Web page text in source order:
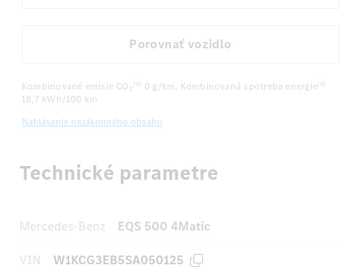
Technické parametre
Mercedes-Benz
EQS 500 4Matic
VIN
W1KCG3EB5SA050125
Porovnať vozidlo
Kombinované emisie CO 2 [9] 0 g/km, Kombinovaná spotreba energie [9]
18,7 kWh/100 km
Nahlásenie nezákonného obsahu